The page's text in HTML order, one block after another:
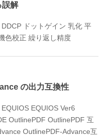
誤解
DDCP ドットゲイン 乳化 平
色校正 繰り返し精度
の出力互換性
EQUIOS EQUIOS Ver6
OutlinePDF OutlinePDF 互
OutlinePDF-Advance互